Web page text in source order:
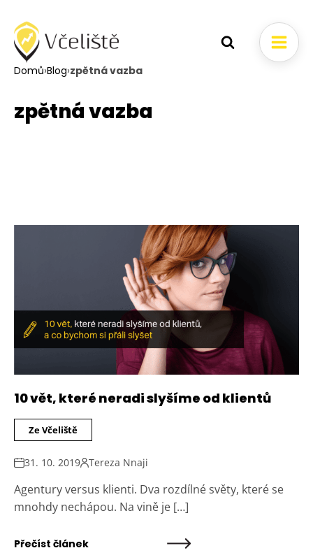
Domů›Blog›zpětná vazba
zpětná vazba
10 vět, které neradi slyšíme od klientů
Ze Včeliště
31. 10. 2019 Tereza Nnaji
Agentury versus klienti. Dva rozdílné světy, které se
mnohdy nechápou. Na vině je […]
Přečíst článek